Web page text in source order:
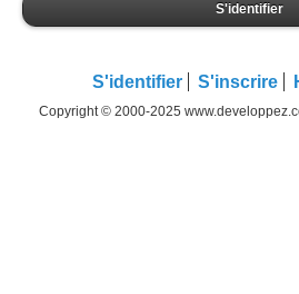
S'identifier
S'identifier S'inscrire
Copyright © 2000-2025